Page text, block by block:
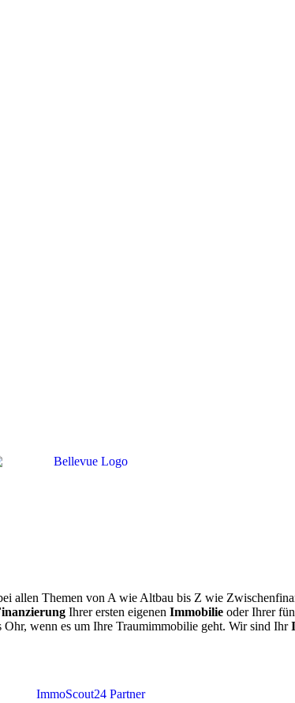
allen Themen von A wie Altbau bis Z wie
Ihrer ersten eigenen Immobilie oder Ihrer
wenn es um Ihre Traumimmobilie geht. Wir sind Ihr